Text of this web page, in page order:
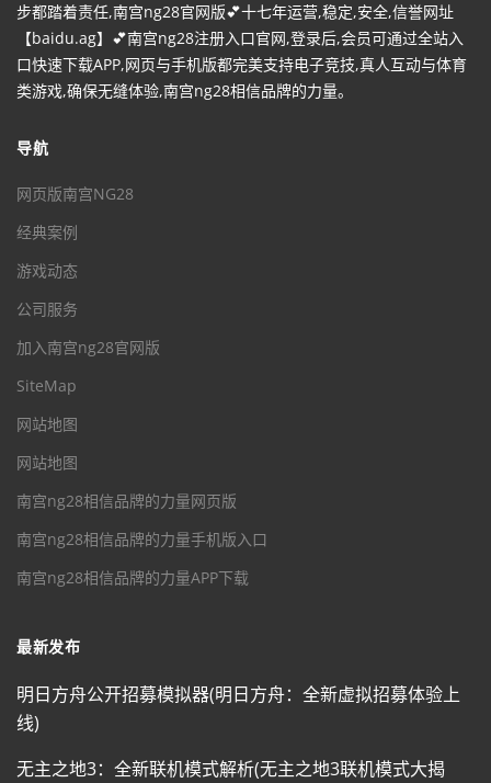
步都踏着责任,南宫ng28官网版💕十七年运营,稳定,安全,信誉网址
【baidu.ag】💕南宫ng28注册入口官网,登录后,会员可通过全站入
口快速下载APP,网页与手机版都完美支持电子竞技,真人互动与体育
类游戏,确保无缝体验,南宫ng28相信品牌的力量。
导航
网页版南宫NG28
经典案例
游戏动态
公司服务
加入南宫ng28官网版
SiteMap
网站地图
网站地图
南宫ng28相信品牌的力量网页版
南宫ng28相信品牌的力量手机版入口
南宫ng28相信品牌的力量APP下载
最新发布
明日方舟公开招募模拟器(明日方舟：全新虚拟招募体验上
线)
无主之地3：全新联机模式解析(无主之地3联机模式大揭